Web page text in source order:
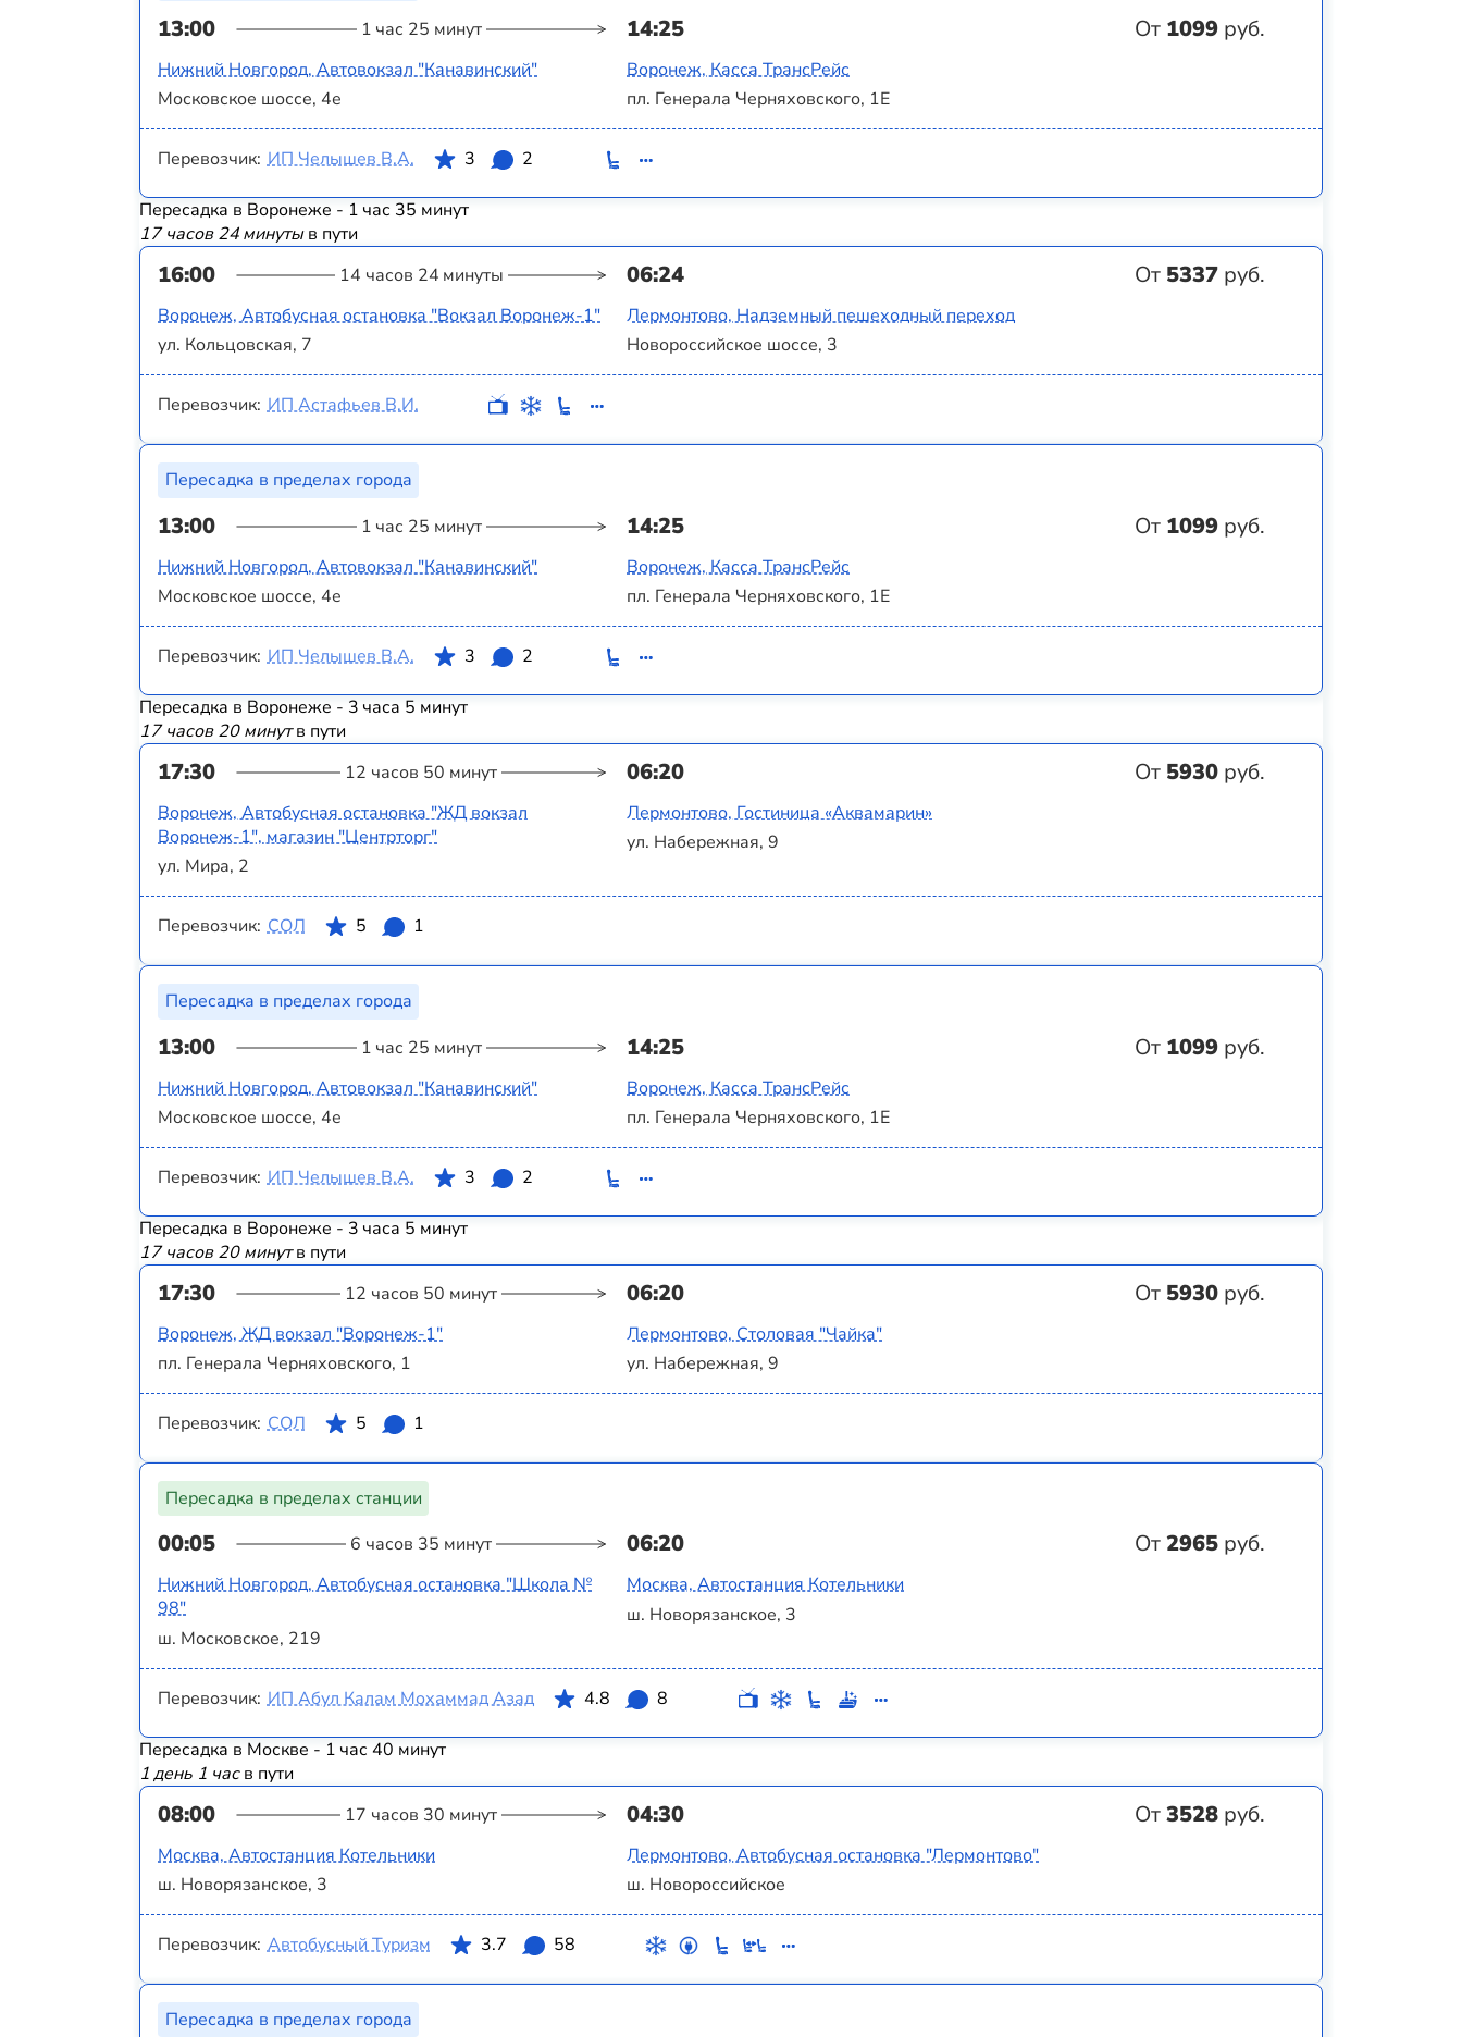
13:00 1 час 25 минут 14:25 От 1099 руб.
Нижний Новгород, Автовокзал "Канавинский"
Московское шоссе, 4е
Воронеж, Касса ТрансРейс
пл. Генерала Черняховского, 1Е
Перевозчик: ИП Челышев В.А. 3 2
Пересадка в Воронеже - 1 час 35 минут
17 часов 24 минутыв пути
16:00 14 часов 24 минуты 06:24 От 5337 руб.
Воронеж, Автобусная остановка "Вокзал Воронеж-1"
ул. Кольцовская, 7
Лермонтово, Надземный пешеходный переход
Новороссийское шоссе, 3
Перевозчик: ИП Астафьев В.И.
Пересадка в пределах города
13:00 1 час 25 минут 14:25 От 1099 руб.
Нижний Новгород, Автовокзал "Канавинский"
Московское шоссе, 4е
Воронеж, Касса ТрансРейс
пл. Генерала Черняховского, 1Е
Перевозчик: ИП Челышев В.А. 3 2
Пересадка в Воронеже - 3 часа 5 минут
17 часов 20 минутв пути
17:30 12 часов 50 минут 06:20 От 5930 руб.
Воронеж, Автобусная остановка "ЖД вокзал
Воронеж-1", магазин "Центрторг"
ул. Мира, 2
Лермонтово, Гостиница «‎Аквамарин»
ул. Набережная, 9
Перевозчик: СОЛ 5 1
Пересадка в пределах города
13:00 1 час 25 минут 14:25 От 1099 руб.
Нижний Новгород, Автовокзал "Канавинский"
Московское шоссе, 4е
Воронеж, Касса ТрансРейс
пл. Генерала Черняховского, 1Е
Перевозчик: ИП Челышев В.А. 3 2
Пересадка в Воронеже - 3 часа 5 минут
17 часов 20 минутв пути
17:30 12 часов 50 минут 06:20 От 5930 руб.
Воронеж, ЖД вокзал "Воронеж-1"
пл. Генерала Черняховского, 1
Лермонтово, Столовая "Чайка"
ул. Набережная, 9
Перевозчик: СОЛ 5 1
Пересадка в пределах станции
00:05 6 часов 35 минут 06:20 От2965 руб.
Нижний Новгород, Автобусная остановка "Школа №
98"
ш. Московское, 219
Москва, Автостанция Котельники
ш. Новорязанское, 3
Перевозчик: ИП Абул Калам Мохаммад Азад 4.8 8
Пересадка в Москве - 1 час 40 минут
1 день 1 часв пути
08:00 17 часов 30 минут 04:30 От3528 руб.
Москва, Автостанция Котельники
ш. Новорязанское, 3
Лермонтово, Автобусная остановка "Лермонтово"
ш. Новороссийское
Перевозчик: Автобусный Туризм 3.7 58
Пересадка в пределах города